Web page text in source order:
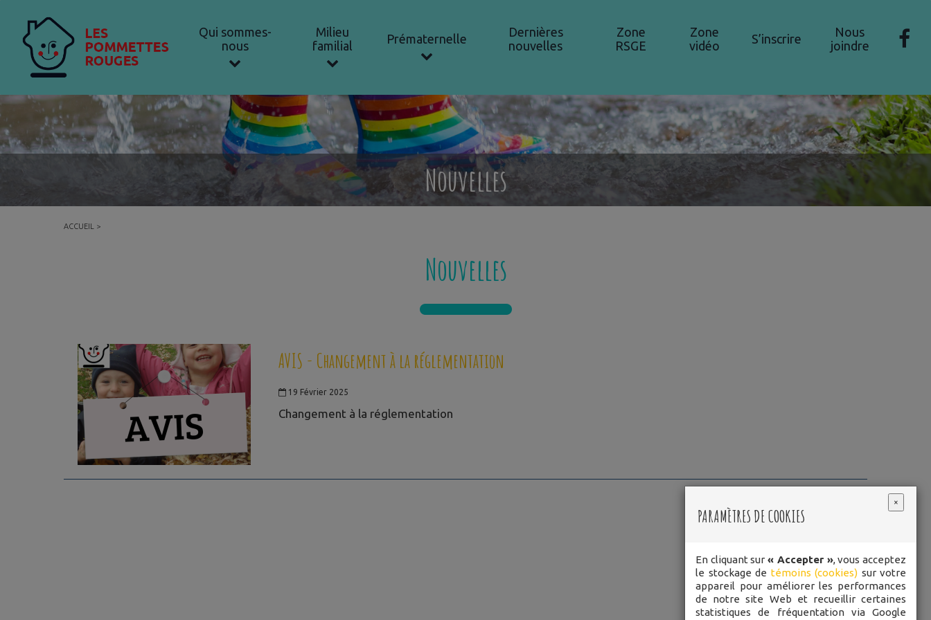
Qui sommes-
nous
Milieu
familial
Prématernelle
Dernières
nouvelles
Zone
RSGE
Zone
vidéo
S’inscrire
Nous
joindre
Nouvelles
ACCUEIL >
Nouvelles
AVIS - Changement à la réglementation
19 Février 2025
Changement à la réglementation
×
PARAMÈTRES DE COOKIES
En cliquant sur« Accepter », vous acceptez
le stockage de témoins (cookies) sur votre
appareil pour améliorer les performances
de notre site Web et recueillir certaines
statistiques de fréquentation via Google